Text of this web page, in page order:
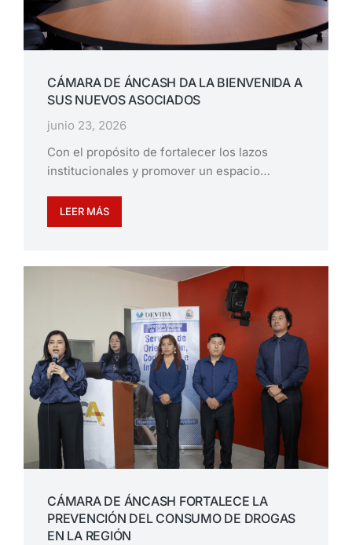
CÁMARA DE ÁNCASH DA LA BIENVENIDA A
SUS NUEVOS ASOCIADOS
junio 23, 2026
Con el propósito de fortalecer los lazos
institucionales y promover un espacio…
LEER MÁS
CÁMARA DE ÁNCASH FORTALECE LA
PREVENCIÓN DEL CONSUMO DE DROGAS
EN LA REGIÓN